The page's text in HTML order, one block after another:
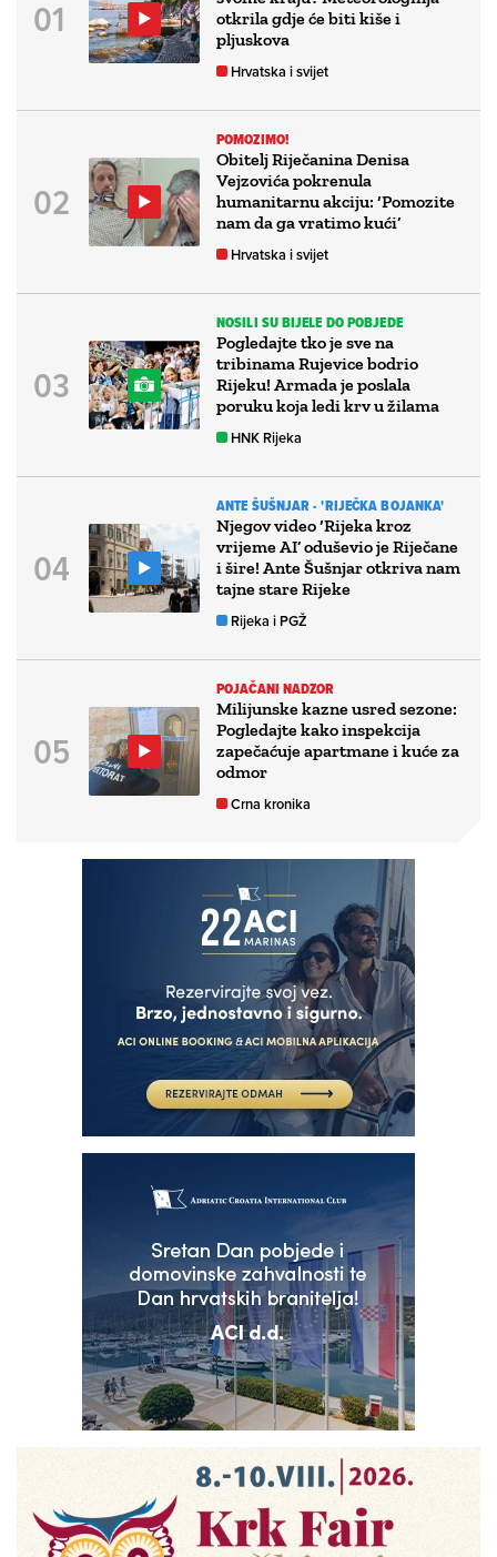
otkrila gdje će biti kiše i
pljuskova
Hrvatska i svijet
POMOZIMO!
Obitelj Riječanina Denisa
Vejzovića pokrenula
humanitarnu akciju: ‘Pomozite
nam da ga vratimo kući’
Hrvatska i svijet
NOSILI SU BIJELE DO POBJEDE
Pogledajte tko je sve na
tribinama Rujevice bodrio
Rijeku! Armada je poslala
poruku koja ledi krv u žilama
HNK Rijeka
ANTE ŠUŠNJAR - 'RIJEČKA BOJANKA'
Njegov video ‘Rijeka kroz
vrijeme AI’ oduševio je Riječane
i šire! Ante Šušnjar otkriva nam
tajne stare Rijeke
Rijeka i PGŽ
POJAČANI NADZOR
Milijunske kazne usred sezone:
Pogledajte kako inspekcija
zapečaćuje apartmane i kuće za
odmor
Crna kronika